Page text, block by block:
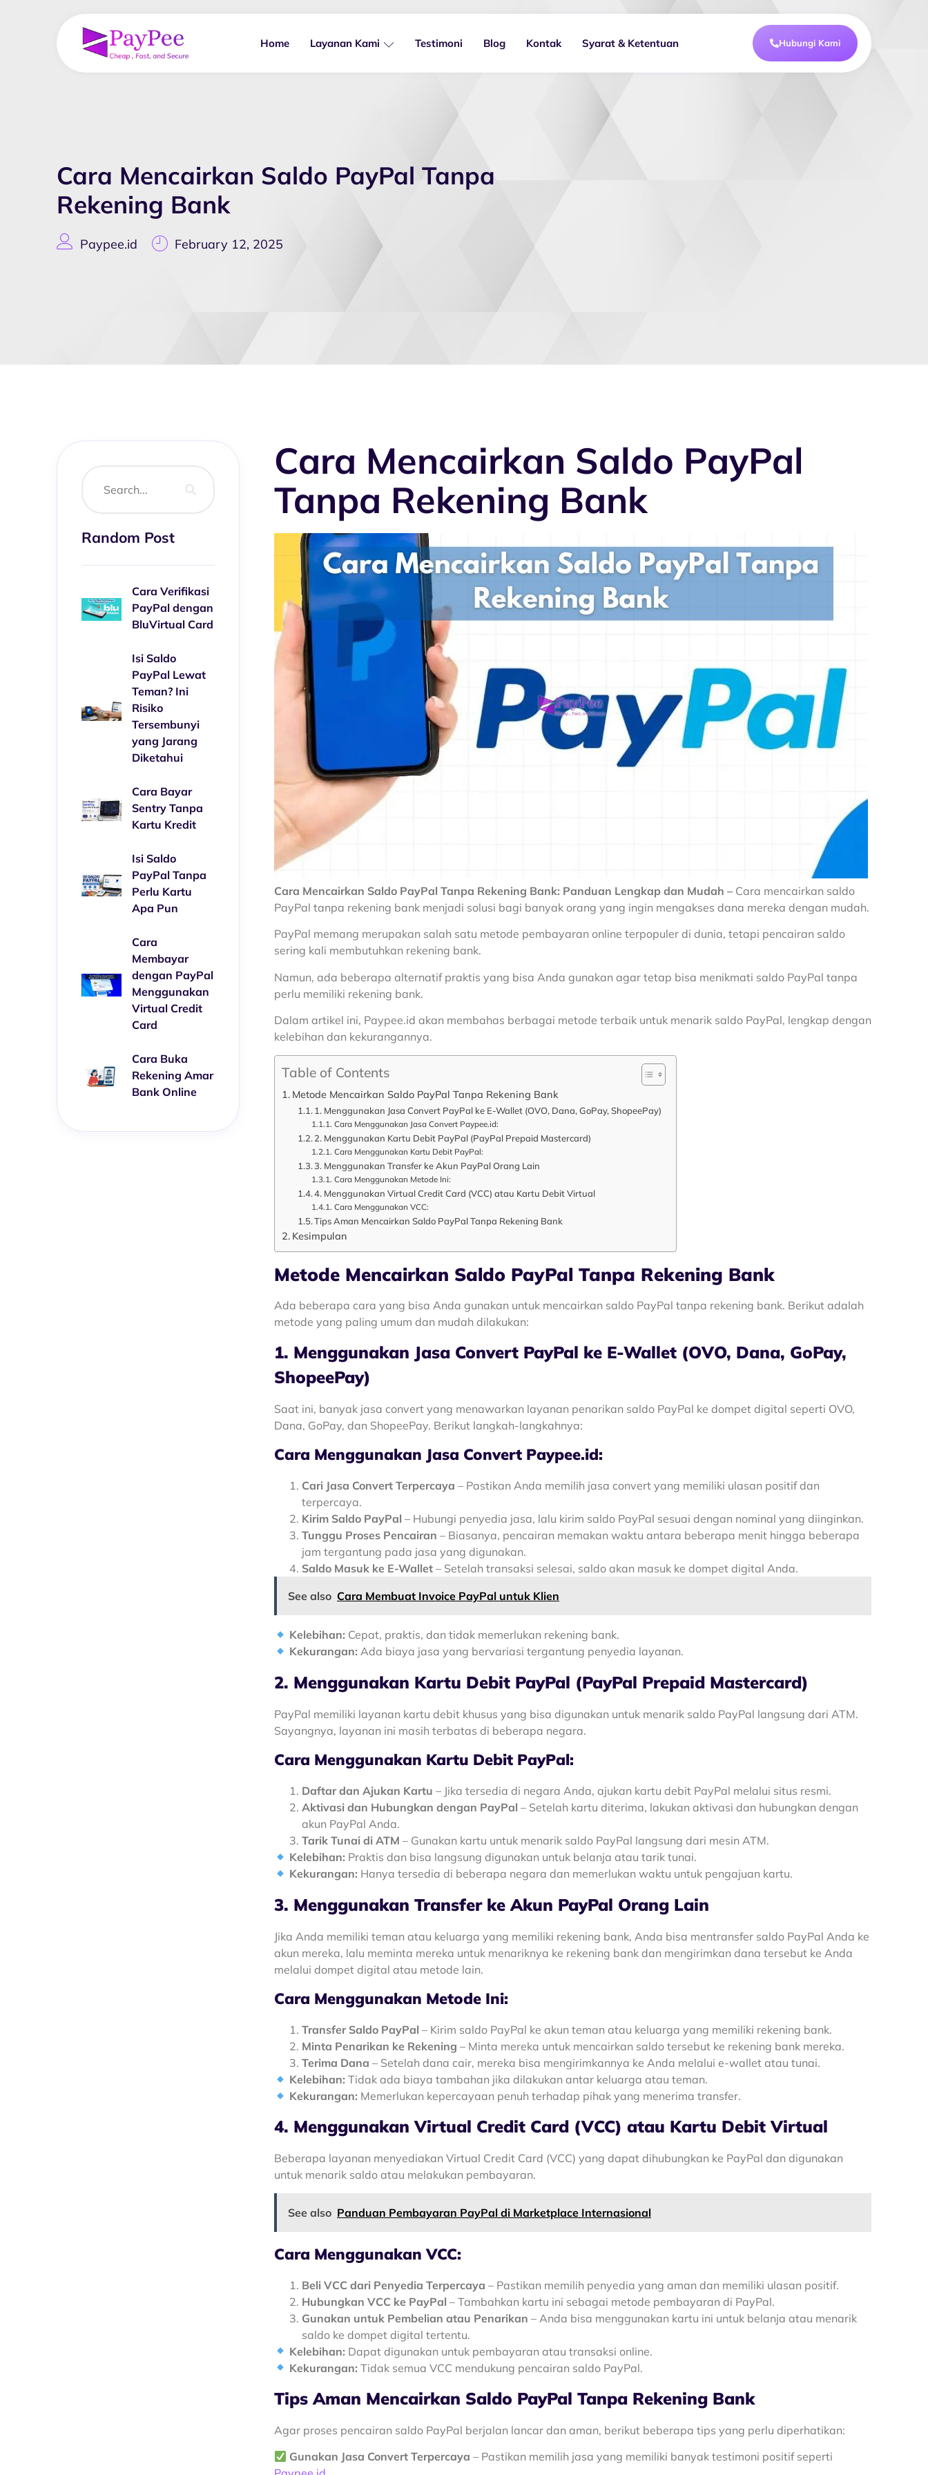
Home Layanan Kami Testimoni Blog Kontak Syarat & Ketentuan Hubungi Kami
Cara Mencairkan Saldo PayPal Tanpa
Rekening Bank
Paypee.id February 12, 2025
Random Post
Cara Verifikasi
PayPal dengan
BluVirtual Card
Isi Saldo
PayPal Lewat
Teman? Ini
Risiko
Tersembunyi
yang Jarang
Diketahui
Cara Bayar
Sentry Tanpa
Kartu Kredit
Isi Saldo
PayPal Tanpa
Perlu Kartu
Apa Pun
Cara
Membayar
dengan PayPal
Menggunakan
Virtual Credit
Card
Cara Buka
Rekening Amar
Bank Online
Cara Mencairkan Saldo PayPal
Tanpa Rekening Bank
Cara Mencairkan Saldo PayPal Tanpa Rekening Bank: Panduan Lengkap dan Mudah – Cara mencairkan saldo
PayPal tanpa rekening bank menjadi solusi bagi banyak orang yang ingin mengakses dana mereka dengan mudah.
PayPal memang merupakan salah satu metode pembayaran online terpopuler di dunia, tetapi pencairan saldo
sering kali membutuhkan rekening bank.
Namun, ada beberapa alternatif praktis yang bisa Anda gunakan agar tetap bisa menikmati saldo PayPal tanpa
perlu memiliki rekening bank.
Dalam artikel ini, Paypee.id akan membahas berbagai metode terbaik untuk menarik saldo PayPal, lengkap dengan
kelebihan dan kekurangannya.
Table of Contents
Metode Mencairkan Saldo PayPal Tanpa Rekening Bank
1. Menggunakan Jasa Convert PayPal ke E-Wallet (OVO, Dana, GoPay, ShopeePay)
Cara Menggunakan Jasa Convert Paypee.id:
2. Menggunakan Kartu Debit PayPal (PayPal Prepaid Mastercard)
Cara Menggunakan Kartu Debit PayPal:
3. Menggunakan Transfer ke Akun PayPal Orang Lain
Cara Menggunakan Metode Ini:
4. Menggunakan Virtual Credit Card (VCC) atau Kartu Debit Virtual
Cara Menggunakan VCC:
Tips Aman Mencairkan Saldo PayPal Tanpa Rekening Bank
Kesimpulan
Metode Mencairkan Saldo PayPal Tanpa Rekening Bank
Ada beberapa cara yang bisa Anda gunakan untuk mencairkan saldo PayPal tanpa rekening bank. Berikut adalah
metode yang paling umum dan mudah dilakukan:
1. Menggunakan Jasa Convert PayPal ke E-Wallet (OVO, Dana, GoPay,
ShopeePay)
Saat ini, banyak jasa convert yang menawarkan layanan penarikan saldo PayPal ke dompet digital seperti OVO,
Dana, GoPay, dan ShopeePay. Berikut langkah-langkahnya:
Cara Menggunakan Jasa Convert Paypee.id:
Cari Jasa Convert Terpercaya – Pastikan Anda memilih jasa convert yang memiliki ulasan positif dan
terpercaya.
Kirim Saldo PayPal – Hubungi penyedia jasa, lalu kirim saldo PayPal sesuai dengan nominal yang diinginkan.
Tunggu Proses Pencairan – Biasanya, pencairan memakan waktu antara beberapa menit hingga beberapa
jam tergantung pada jasa yang digunakan.
Saldo Masuk ke E-Wallet – Setelah transaksi selesai, saldo akan masuk ke dompet digital Anda.
See also Cara Membuat Invoice PayPal untuk Klien
Kelebihan: Cepat, praktis, dan tidak memerlukan rekening bank.
Kekurangan: Ada biaya jasa yang bervariasi tergantung penyedia layanan.
2. Menggunakan Kartu Debit PayPal (PayPal Prepaid Mastercard)
PayPal memiliki layanan kartu debit khusus yang bisa digunakan untuk menarik saldo PayPal langsung dari ATM.
Sayangnya, layanan ini masih terbatas di beberapa negara.
Cara Menggunakan Kartu Debit PayPal:
Daftar dan Ajukan Kartu – Jika tersedia di negara Anda, ajukan kartu debit PayPal melalui situs resmi.
Aktivasi dan Hubungkan dengan PayPal – Setelah kartu diterima, lakukan aktivasi dan hubungkan dengan
akun PayPal Anda.
Tarik Tunai di ATM – Gunakan kartu untuk menarik saldo PayPal langsung dari mesin ATM.
Kelebihan: Praktis dan bisa langsung digunakan untuk belanja atau tarik tunai.
Kekurangan: Hanya tersedia di beberapa negara dan memerlukan waktu untuk pengajuan kartu.
3. Menggunakan Transfer ke Akun PayPal Orang Lain
Jika Anda memiliki teman atau keluarga yang memiliki rekening bank, Anda bisa mentransfer saldo PayPal Anda ke
akun mereka, lalu meminta mereka untuk menariknya ke rekening bank dan mengirimkan dana tersebut ke Anda
melalui dompet digital atau metode lain.
Cara Menggunakan Metode Ini:
Transfer Saldo PayPal – Kirim saldo PayPal ke akun teman atau keluarga yang memiliki rekening bank.
Minta Penarikan ke Rekening – Minta mereka untuk mencairkan saldo tersebut ke rekening bank mereka.
Terima Dana – Setelah dana cair, mereka bisa mengirimkannya ke Anda melalui e-wallet atau tunai.
Kelebihan: Tidak ada biaya tambahan jika dilakukan antar keluarga atau teman.
Kekurangan: Memerlukan kepercayaan penuh terhadap pihak yang menerima transfer.
4. Menggunakan Virtual Credit Card (VCC) atau Kartu Debit Virtual
Beberapa layanan menyediakan Virtual Credit Card (VCC) yang dapat dihubungkan ke PayPal dan digunakan
untuk menarik saldo atau melakukan pembayaran.
See also Panduan Pembayaran PayPal di Marketplace Internasional
Cara Menggunakan VCC:
Beli VCC dari Penyedia Terpercaya – Pastikan memilih penyedia yang aman dan memiliki ulasan positif.
Hubungkan VCC ke PayPal – Tambahkan kartu ini sebagai metode pembayaran di PayPal.
Gunakan untuk Pembelian atau Penarikan – Anda bisa menggunakan kartu ini untuk belanja atau menarik
saldo ke dompet digital tertentu.
Kelebihan: Dapat digunakan untuk pembayaran atau transaksi online.
Kekurangan: Tidak semua VCC mendukung pencairan saldo PayPal.
Tips Aman Mencairkan Saldo PayPal Tanpa Rekening Bank
Agar proses pencairan saldo PayPal berjalan lancar dan aman, berikut beberapa tips yang perlu diperhatikan:
Gunakan Jasa Convert Terpercaya – Pastikan memilih jasa yang memiliki banyak testimoni positif seperti